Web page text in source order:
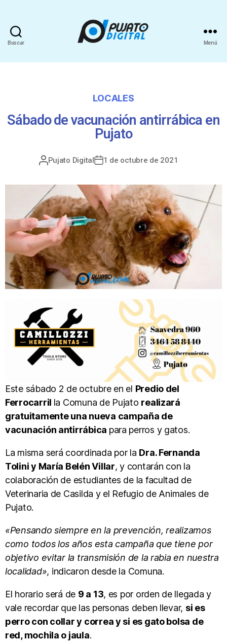
Buscar Menú
LOCALES
Sábado de vacunación antirrábica en
Pujato
Pujato Digital 1 de octubre de 2021
Este sábado 2 de octubre en el Predio del
Ferrocarril la Comuna de Pujato realizará
gratuitamente una nueva campaña de
vacunación antirrábica para perros y gatos.
La misma será coordinada por la Dra. Fernanda
Tolini y María Belén Villar, y contarán con la
colaboración de estudiantes de la facultad de
Veterinaria de Casilda y el Refugio de Animales de
Pujato.
«Pensando siempre en la prevención, realizamos
como todos los años esta campaña que tiene por
objetivo evitar la transmisión de la rabia en nuestra
localidad», indicaron desde la Comuna.
El horario será de 9 a 13, es por orden de llegada y
vale recordar que las personas deben llevar, si es
perro con collar y correa y si es gato bolsa de
red, mochila o jaula.